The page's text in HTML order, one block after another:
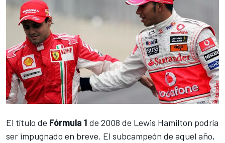
El título de Fórmula 1 de 2008 de Lewis Hamilton podría
ser impugnado en breve. El subcampeón de aquel año,